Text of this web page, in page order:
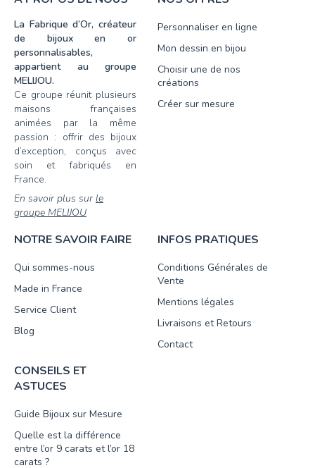
La Fabrique d’Or, créateur
de bijoux en or
personnalisables,
appartient au groupe
MELIJOU.
Ce groupe réunit plusieurs
maisons françaises
animées par la même
passion : offrir des bijoux
d’exception, conçus avec
soin et fabriqués en
France.
En savoir plus sur le
groupe MELIJOU
Personnaliser en ligne
Mon dessin en bijou
Choisir une de nos
créations
Créer sur mesure
NOTRE SAVOIR FAIRE
Qui sommes-nous
Made in France
Service Client
Blog
INFOS PRATIQUES
Conditions Générales de
Vente
Mentions légales
Livraisons et Retours
Contact
CONSEILS ET
ASTUCES
Guide Bijoux sur Mesure
Quelle est la différence
entre l’or 9 carats et l’or 18
carats ?